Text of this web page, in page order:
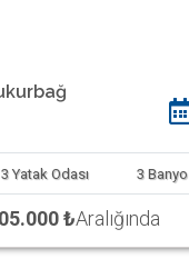
3 Yatak Odası 3 Banyo
₺Aralığında